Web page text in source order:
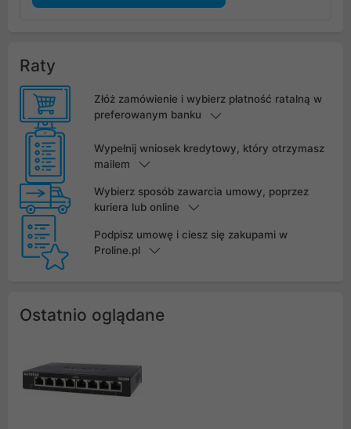
Raty
Złóż zamówienie i wybierz płatność ratalną w
preferowanym banku
Wypełnij wniosek kredytowy, który otrzymasz
mailem
Wybierz sposób zawarcia umowy, poprzez
kuriera lub online
Podpisz umowę i ciesz się zakupami w
Proline.pl
Ostatnio oglądane